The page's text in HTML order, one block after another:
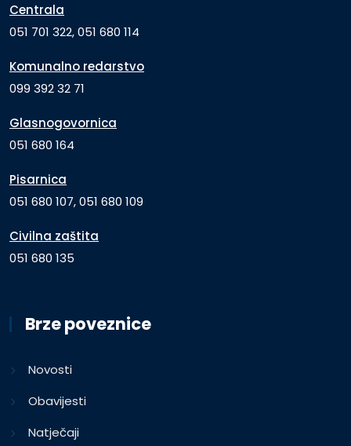
Centrala
051 701 322, 051 680 114
Komunalno redarstvo
099 392 32 71
Glasnogovornica
051 680 164
Pisarnica
051 680 107, 051 680 109
Civilna zaštita
051 680 135
Brze poveznice
Novosti
Obavijesti
Natječaji